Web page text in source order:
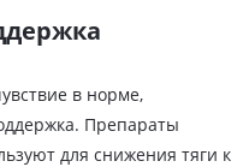
в норме,
Препараты
для снижения тяги к